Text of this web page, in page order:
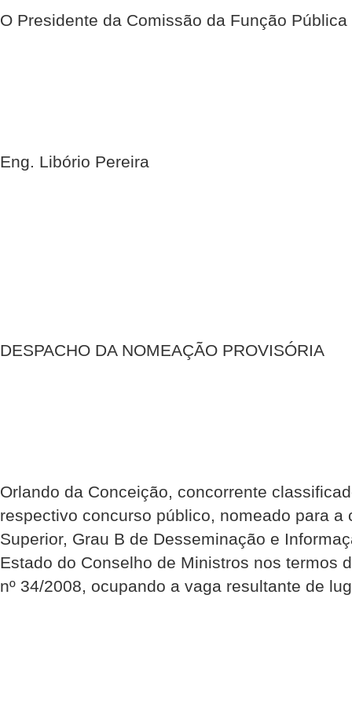
O Presidente da Comissão da Função Pública
Eng. Libório Pereira
DESPACHO DA NOMEAÇÃO PROVISÓRIA
Orlando da Conceição, concorrente
respectivo concurso público, nomeado para a
Superior, Grau B de Desseminação e
Estado do Conselho de Ministros nos termos
nº 34/2008, ocupando a vaga resultante de